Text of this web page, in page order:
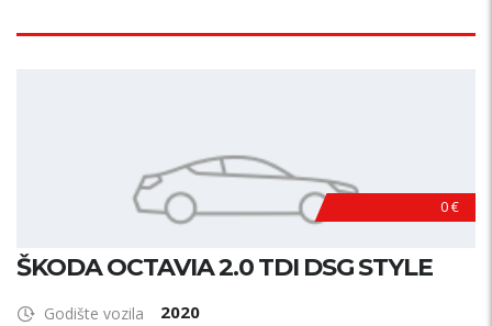
0 €
ŠKODA OCTAVIA 2.0 TDI DSG STYLE
Godište vozila 2020